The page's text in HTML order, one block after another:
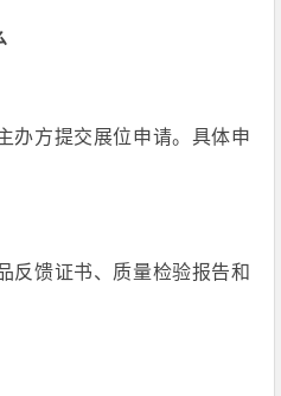
办方提交展位申请。具体申
反馈证书、质量检验报告和